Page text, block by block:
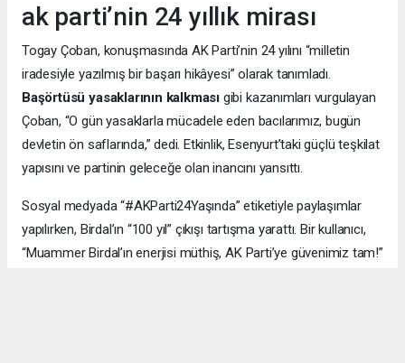
ak parti’nin 24 yıllık mirası
Togay Çoban, konuşmasında AK Parti’nin 24 yılını “milletin
iradesiyle yazılmış bir başarı hikâyesi” olarak tanımladı.
Başörtüsü yasaklarının kalkması gibi kazanımları vurgulayan
Çoban, “O gün yasaklarla mücadele eden bacılarımız, bugün
devletin ön saflarında,” dedi. Etkinlik, Esenyurt’taki güçlü teşkilat
yapısını ve partinin geleceğe olan inancını yansıttı.
Sosyal medyada “#AKParti24Yaşında” etiketiyle paylaşımlar
yapılırken, Birdal’ın “100 yıl” çıkışı tartışma yarattı. Bir kullanıcı,
“Muammer Birdal’ın enerjisi müthiş, AK Parti’ye güvenimiz tam!”